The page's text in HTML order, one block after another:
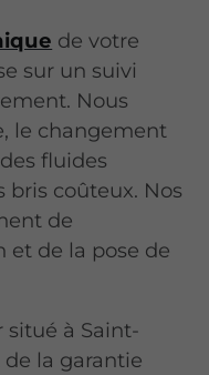
de votre
sur un suivi
Nous
le changement
fluides
bris coûteux. Nos
de
et de la pose de
situé à Saint-
de la garantie